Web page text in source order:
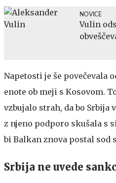
NOVICE
Vulin
Napetosti je še povečevala
enote ob meji s Kosovom.
vzbujalo strah, da bo Srbija
z njeno podporo skušala s
bi Balkan znova postal sod
Srbija ne uvede